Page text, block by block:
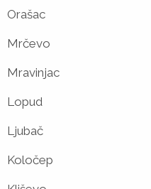
Orašac
Mrčevo
Mravinjac
Lopud
Ljubač
Koločep